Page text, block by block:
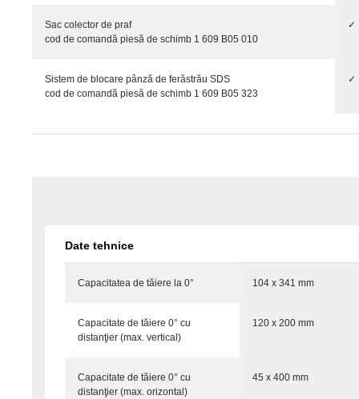
Sac colector de praf
cod de comandă piesă de schimb 1 609 B05 010
✓
Sistem de blocare pânză de ferăstrău SDS
cod de comandă piesă de schimb 1 609 B05 323
✓
Date tehnice
Capacitatea de tăiere la 0° 104 x 341 mm
Capacitate de tăiere 0° cu
distanţier (max. vertical)
120 x 200 mm
Capacitate de tăiere 0° cu
distanţier (max. orizontal)
45 x 400 mm